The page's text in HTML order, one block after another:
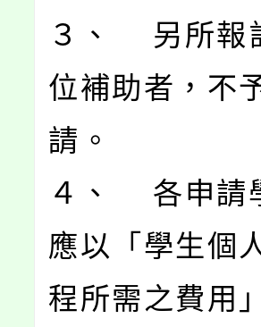
３、 另所報
位補助者，不
請。
４、 各申請
應以「學生個
程所需之費用